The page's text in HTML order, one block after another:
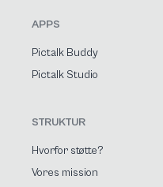
APPS
Pictalk Buddy
Pictalk Studio
STRUKTUR
Hvorfor støtte?
Vores mission